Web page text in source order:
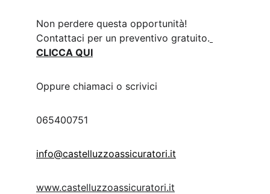
Non perdere questa opportunità!
Contattaci per un preventivo gratuito.
CLICCA QUI
Oppure chiamaci o scrivici
065400751
info@castelluzzoassicuratori.it
www.castelluzzoassicuratori.it